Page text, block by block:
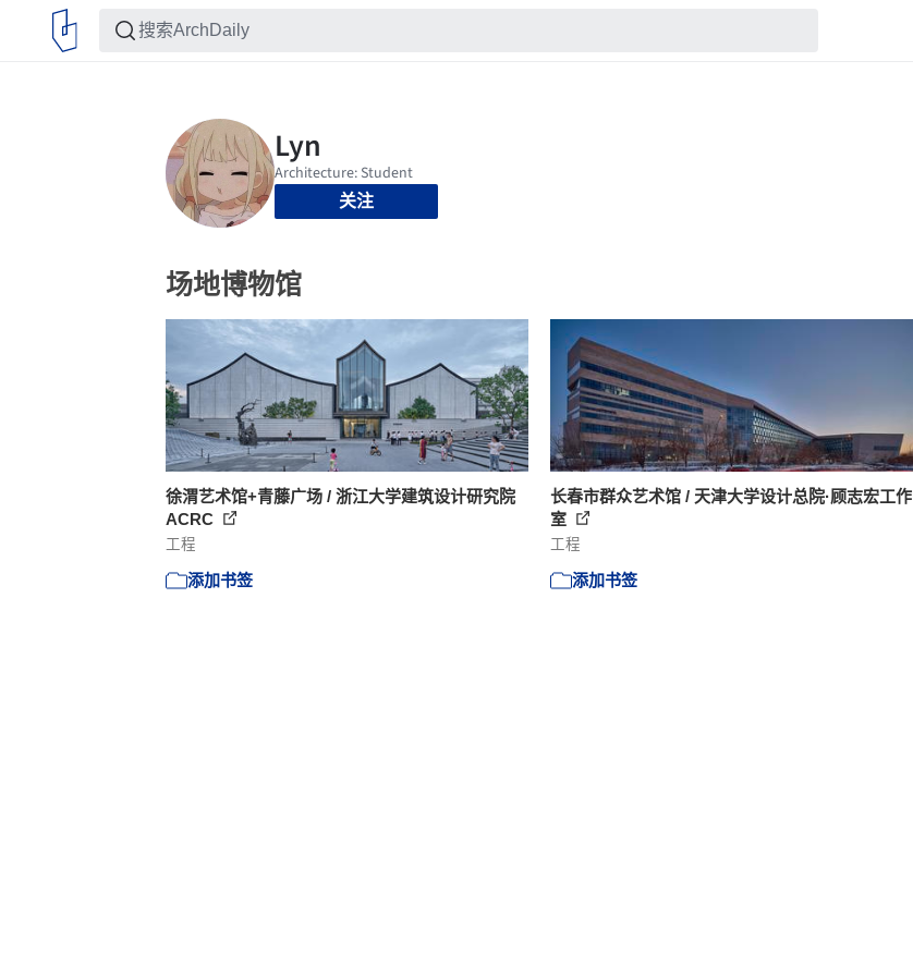
关注
场地博物馆
徐渭艺术馆+青藤广场 / 浙江大学建筑设计研究院
ACRC
工程
添加书签
长春市群众艺术馆 / 天津大学设计总院·顾志宏工作
室
工程
添加书签